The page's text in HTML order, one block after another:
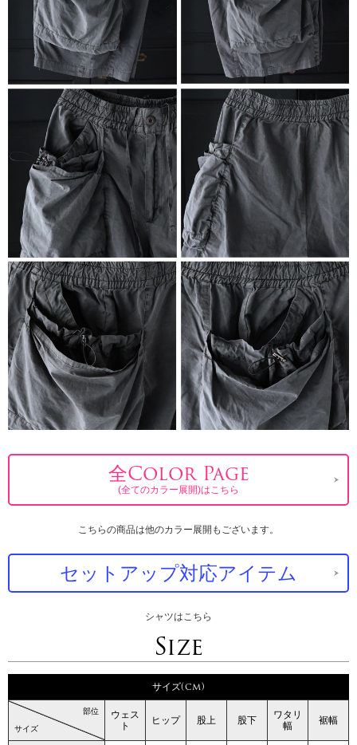
全Color Page
(全てのカラー展開)はこちら
こちらの商品は他のカラー展開もございます。
セットアップ対応アイテム
シャツはこちら
Size
サイズ(cm)
サイズ
部位 ウェス
ト ヒップ 股上 股下 ワタリ
幅 裾幅